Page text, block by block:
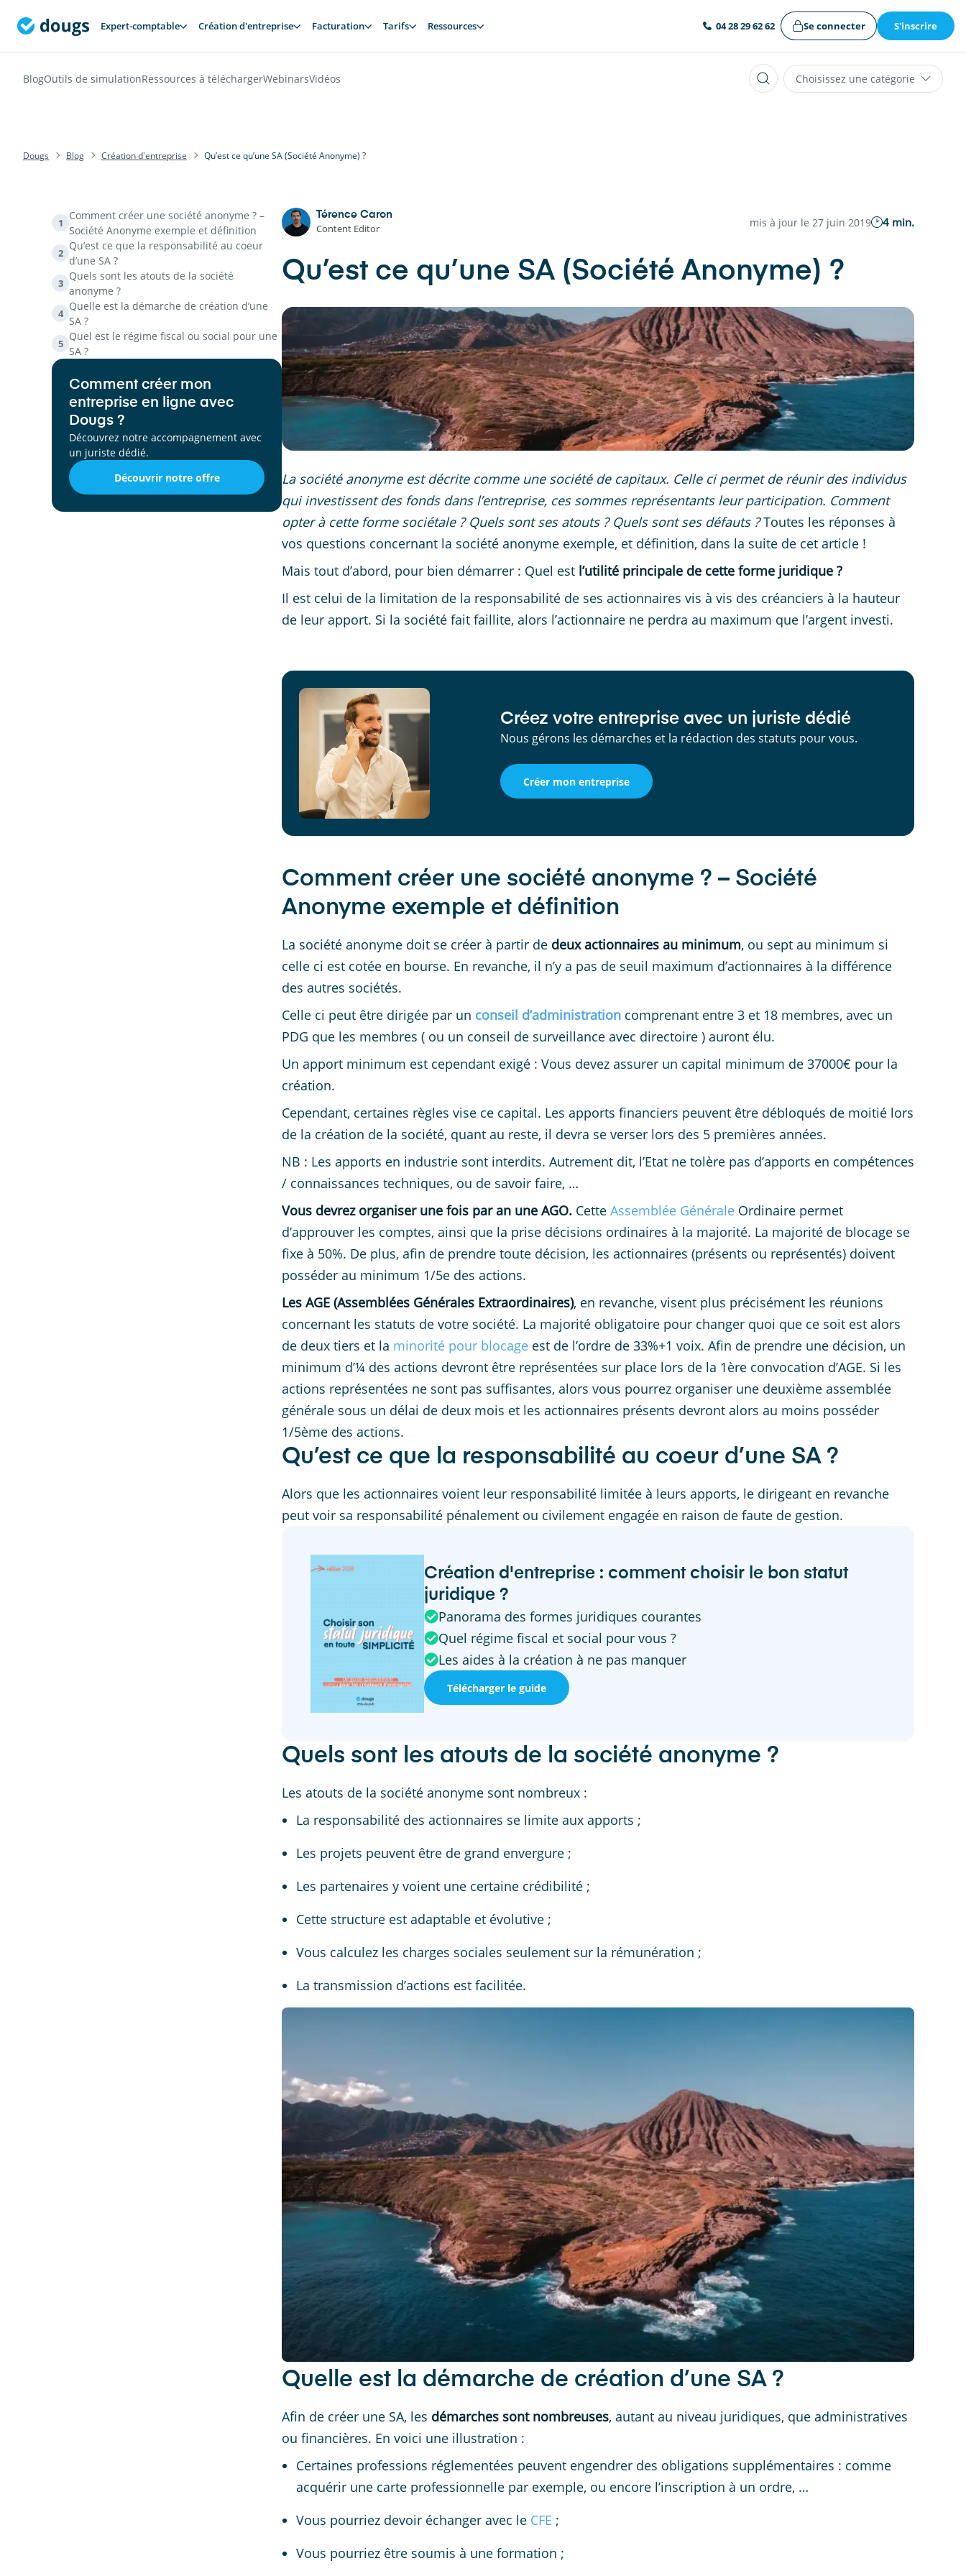
Expert-comptable Création d'entreprise Facturation Tarifs Ressources 04 28 29 62 62 Se connecter S'inscrire
BlogOutils de simulationRessources à téléchargerWebinarsVidéos Choisissez une catégorie
Dougs Blog Création d'entreprise Qu’est ce qu’une SA (Société Anonyme) ?
1
Comment créer une société anonyme ? –
Société Anonyme exemple et définition
2
Qu’est ce que la responsabilité au coeur
d’une SA ?
3
Quels sont les atouts de la société
anonyme ?
4
Quelle est la démarche de création d’une
SA ?
5
Quel est le régime fiscal ou social pour une
SA ?
Comment créer mon
entreprise en ligne avec
Dougs ?
Découvrez notre accompagnement avec
un juriste dédié.
Découvrir notre offre
Térence Caron
Content Editor mis à jour le 27 juin 2019 4 min.
Qu’est ce qu’une SA (Société Anonyme) ?
La société anonyme est décrite comme une société de capitaux. Celle ci permet de réunir des individus
qui investissent des fonds dans l’entreprise, ces sommes représentants leur participation. Comment
opter à cette forme sociétale ? Quels sont ses atouts ? Quels sont ses défauts ?Toutes les réponses à
vos questions concernant la société anonyme exemple, et définition, dans la suite de cet article !
Mais tout d’abord, pour bien démarrer : Quel est l’utilité principale de cette forme juridique ?
Il est celui de la limitation de la responsabilité de ses actionnaires vis à vis des créanciers à la hauteur
de leur apport. Si la société fait faillite, alors l’actionnaire ne perdra au maximum que l’argent investi.
Créez votre entreprise avec un juriste dédié
Nous gérons les démarches et la rédaction des statuts pour vous.
Créer mon entreprise
Comment créer une société anonyme ? – Société
Anonyme exemple et définition
La société anonyme doit se créer à partir de deux actionnaires au minimum, ou sept au minimum si
celle ci est cotée en bourse. En revanche, il n’y a pas de seuil maximum d’actionnaires à la différence
des autres sociétés.
Celle ci peut être dirigée par un conseil d’administration comprenant entre 3 et 18 membres, avec un
PDG que les membres ( ou un conseil de surveillance avec directoire ) auront élu.
Un apport minimum est cependant exigé : Vous devez assurer un capital minimum de 37000€ pour la
création.
Cependant, certaines règles vise ce capital. Les apports financiers peuvent être débloqués de moitié lors
de la création de la société, quant au reste, il devra se verser lors des 5 premières années.
NB : Les apports en industrie sont interdits. Autrement dit, l’Etat ne tolère pas d’apports en compétences
/ connaissances techniques, ou de savoir faire, …
Vous devrez organiser une fois par an une AGO. Cette Assemblée Générale Ordinaire permet
d’approuver les comptes, ainsi que la prise décisions ordinaires à la majorité. La majorité de blocage se
fixe à 50%. De plus, afin de prendre toute décision, les actionnaires (présents ou représentés) doivent
posséder au minimum 1/5e des actions.
Les AGE (Assemblées Générales Extraordinaires), en revanche, visent plus précisément les réunions
concernant les statuts de votre société. La majorité obligatoire pour changer quoi que ce soit est alors
de deux tiers et la minorité pour blocage est de l’ordre de 33%+1 voix. Afin de prendre une décision, un
minimum d’¼ des actions devront être représentées sur place lors de la 1ère convocation d’AGE. Si les
actions représentées ne sont pas suffisantes, alors vous pourrez organiser une deuxième assemblée
générale sous un délai de deux mois et les actionnaires présents devront alors au moins posséder
1/5ème des actions.
Qu’est ce que la responsabilité au coeur d’une SA ?
Alors que les actionnaires voient leur responsabilité limitée à leurs apports, le dirigeant en revanche
peut voir sa responsabilité pénalement ou civilement engagée en raison de faute de gestion.
Création d'entreprise : comment choisir le bon statut
juridique ?
Panorama des formes juridiques courantes
Quel régime fiscal et social pour vous ?
Les aides à la création à ne pas manquer
Télécharger le guide
Quels sont les atouts de la société anonyme ?
Les atouts de la société anonyme sont nombreux :
La responsabilité des actionnaires se limite aux apports ;
Les projets peuvent être de grand envergure ;
Les partenaires y voient une certaine crédibilité ;
Cette structure est adaptable et évolutive ;
Vous calculez les charges sociales seulement sur la rémunération ;
La transmission d’actions est facilitée.
Quelle est la démarche de création d’une SA ?
Afin de créer une SA, les démarches sont nombreuses, autant au niveau juridiques, que administratives
ou financières. En voici une illustration :
Certaines professions réglementées peuvent engendrer des obligations supplémentaires : comme
acquérir une carte professionnelle par exemple, ou encore l’inscription à un ordre, …
Vous pourriez devoir échanger avec le CFE ;
Vous pourriez être soumis à une formation ;